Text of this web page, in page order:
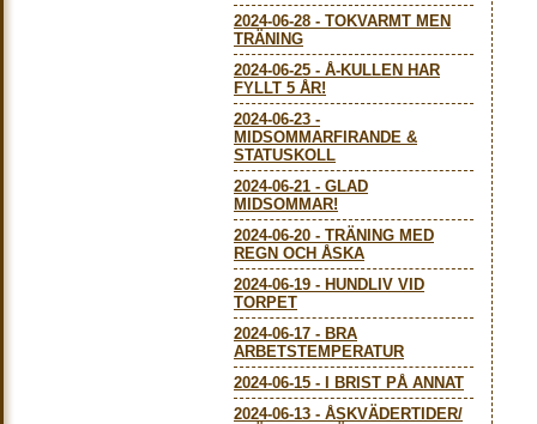
2024-06-28 - TOKVARMT MEN
TRÄNING
2024-06-25 - Å-KULLEN HAR
FYLLT 5 ÅR!
2024-06-23 -
MIDSOMMARFIRANDE &
STATUSKOLL
2024-06-21 - GLAD
MIDSOMMAR!
2024-06-20 - TRÄNING MED
REGN OCH ÅSKA
2024-06-19 - HUNDLIV VID
TORPET
2024-06-17 - BRA
ARBETSTEMPERATUR
2024-06-15 -
I BRIST PÅ ANNAT
2024-06-13 - ÅSKVÄDERTIDER/